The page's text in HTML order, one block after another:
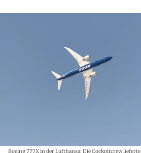
Boeing 777X in der Lufthansa: Die Cockpitcrew lieferte